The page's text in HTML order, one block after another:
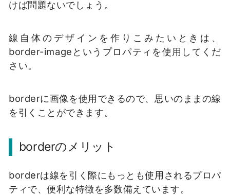
けば問題ないでしょう。
線自体のデザインを作りこみたいときは、
border-imageというプロパティを使用してくだ
さい。
borderに画像を使用できるので、思いのままの線
を引くことができます。
borderのメリット
borderは線を引く際にもっとも使用されるプロパ
ティで、便利な特徴を多数備えています。